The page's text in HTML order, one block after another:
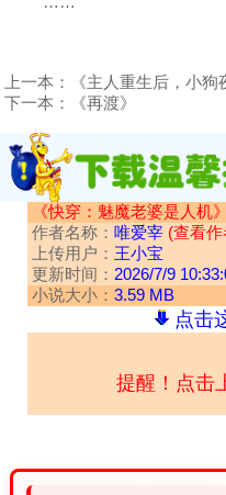
上一本：
《主人重生后，小狗
下一本：
《再渡》
《快穿：魅魔老婆是人机》
作者名称： 唯爱宰 (查看
上传用户： 王小宝
更新时间： 2026/7/9
小说大小： 3.59 MB
点击
提醒！点击